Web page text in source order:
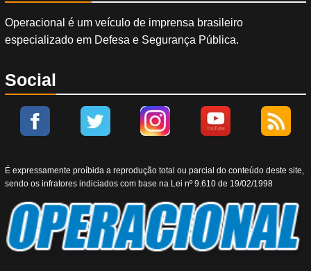
Operacional é um veículo de imprensa brasileiro
especializado em Defesa e Segurança Pública.
Social
É expressamente proíbida a reprodução total ou parcial do conteúdo deste site,
sendo os infratores indiciados com base na Lei nº 9.610 de 19/02/1998